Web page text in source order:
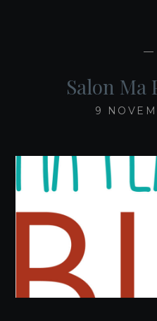
—
Salon Ma
9